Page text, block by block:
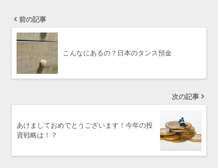
前の記事
こんなにあるの？日本のタンス預金
次の記事
あけましておめでとうございます！今年の投
資戦略は！？